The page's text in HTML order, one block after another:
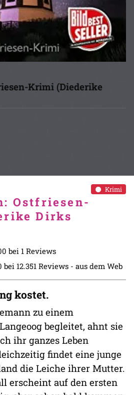
Krimi (Diederike
Krimi
Ostfriesen-
Dirks
bei 1 Reviews
bei 12.351 Reviews - aus dem Web
kostet.
zu einem
begleitet, ahnt sie
ihr ganzes Leben
findet eine junge
die Leiche ihrer Mutter.
erscheint auf den ersten